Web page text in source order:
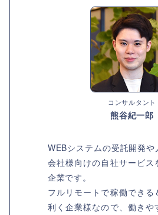
コンサルタント
熊谷紀一郎
WEBシステムの受託開発や
会社様向けの自社サービス
企業です。
フルリモートで稼働できる
利く企業様なので、働きや